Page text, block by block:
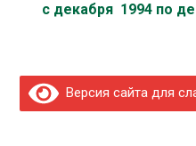
с декабря 1994 по
Версия сайта для